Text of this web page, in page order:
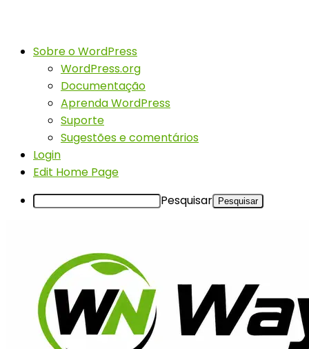
Sobre o WordPress
WordPress.org
Documentação
Aprenda WordPress
Suporte
Sugestões e comentários
Login
Edit Home Page
Pesquisar